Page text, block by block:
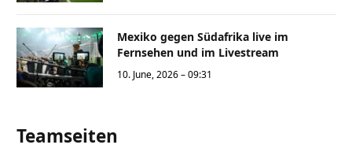
Mexiko gegen Südafrika live im
Fernsehen und im Livestream
10. June, 2026 – 09:31
Teamseiten